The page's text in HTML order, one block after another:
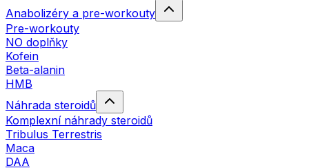
Anabolizéry a pre-workouty
Pre-workouty
NO doplňky
Kofein
Beta-alanin
HMB
Náhrada steroidů
Komplexní náhrady steroidů
Tribulus Terrestris
Maca
DAA